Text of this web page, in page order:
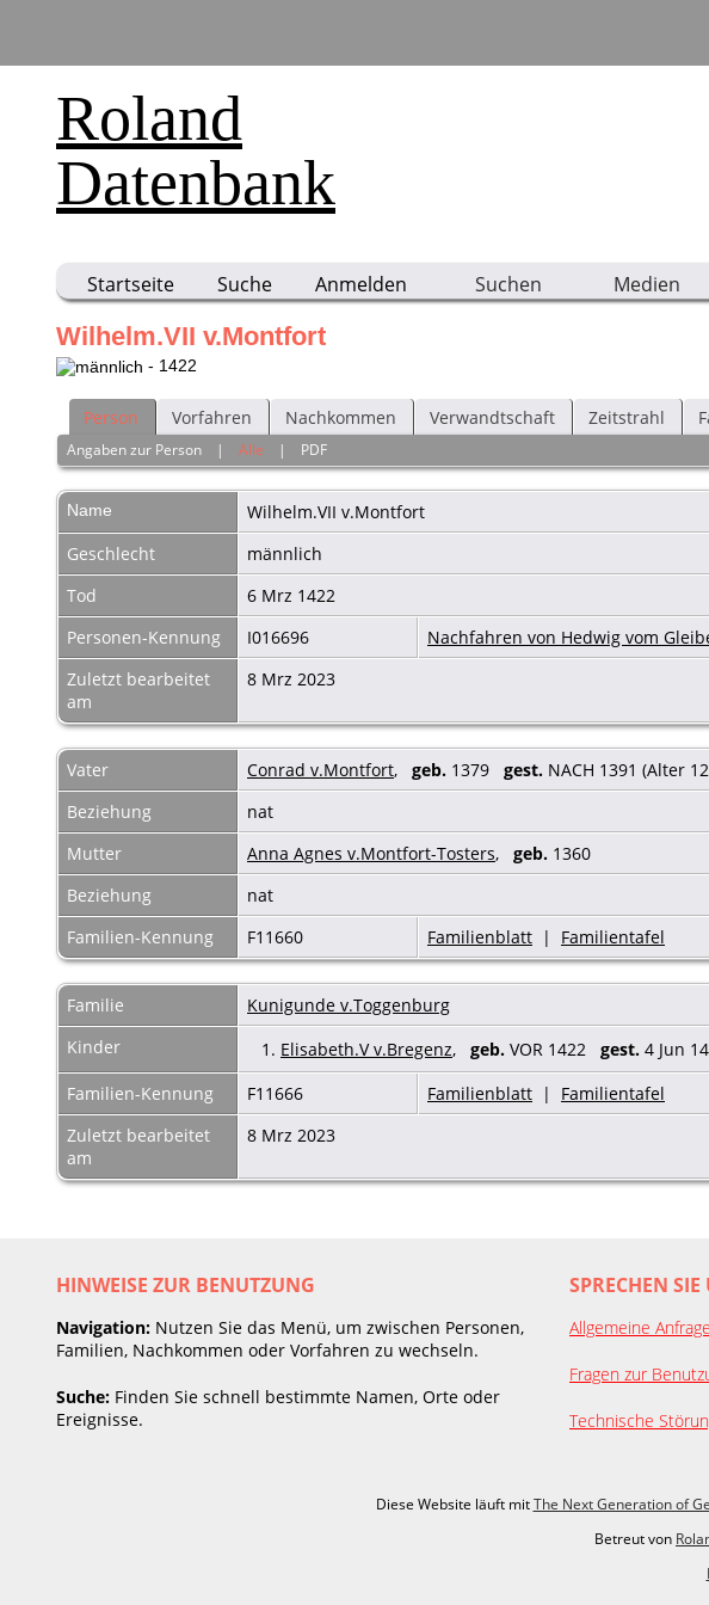
Roland
Datenbank
Startseite Suche Anmelden Suchen Medien
Wilhelm.VII v.Montfort
- 1422
Person Vorfahren Nachkommen Verwandtschaft Zeitstrahl
Angaben zur Person |Alle | PDF
Name Wilhelm.VII v.Montfort
Geschlecht
männlich
Tod
6 Mrz 1422
Personen-Kennung
I016696
Nachfahren von Hedwig vom
Zuletzt bearbeitet
am
8 Mrz 2023
Vater Conrad v.Montfort, geb. 1379 gest. NACH 1391 (Alter
Beziehung
nat
Mutter
Anna Agnes v.Montfort-Tosters, geb. 1360
Beziehung
nat
Familien-Kennung
F11660 Familienblatt | Familientafel
Familie
Kunigunde v.Toggenburg
Kinder
1. Elisabeth.V v.Bregenz, geb. VOR 1422 gest. 4 Jun
Familien-Kennung
F11666 Familienblatt | Familientafel
Zuletzt bearbeitet
am
8 Mrz 2023
HINWEISE ZUR BENUTZUNG
Navigation: Nutzen Sie das Menü, um zwischen Personen,
Familien, Nachkommen oder Vorfahren zu wechseln.
Suche: Finden Sie schnell bestimmte Namen, Orte oder
Ereignisse.
SPRECHEN
Allgemeine
Fragen zur
Technische
Diese Website läuft mitThe Next Generation of
Betreut von